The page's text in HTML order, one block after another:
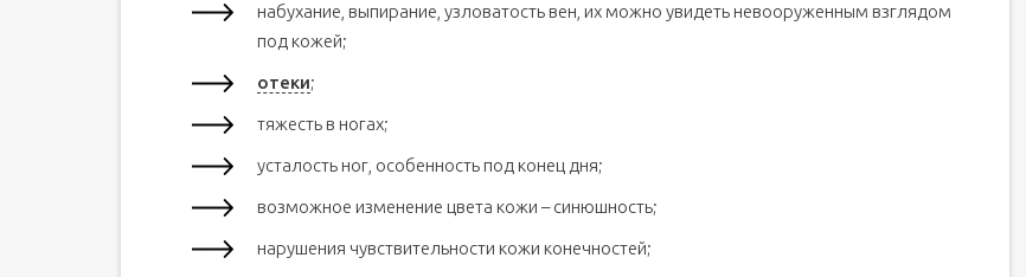
набухание, выпирание, узловатость вен, их можно увидеть невооруженным взглядом
под кожей;
отеки;
тяжесть в ногах;
усталость ног, особенность под конец дня;
возможное изменение цвета кожи – синюшность;
нарушения чувствительности кожи конечностей;